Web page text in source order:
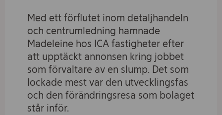
Om ICA Fastigheter
Kontakt
Jobba hos oss
Med ett förflutet inom detaljhandeln
och centrumledning hamnade
Madeleine hos ICA fastigheter efter
att upptäckt annonsen kring jobbet
som förvaltare av en slump. Det som
lockade mest var den utvecklingsfas
och den förändringsresa som bolaget
står inför.